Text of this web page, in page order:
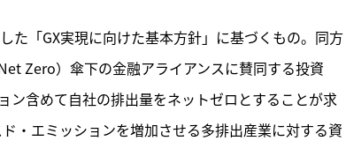
た「GX実現に向けた基本方針」に基づくもの。同方
Zero）傘下の金融アライアンスに賛同する投資
ン含めて自社の排出量をネットゼロとすることが求
・エミッションを増加させる多排出産業に対する資